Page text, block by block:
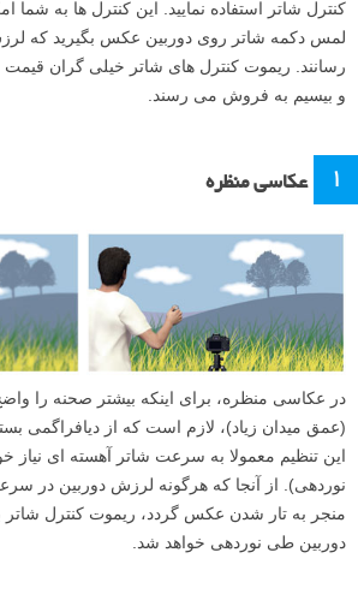
کنترل شاتر استفاده نمایید. این کنترل ها به شما
لمس دکمه شاتر روی دوربین عکس بگیرید که
رسانند. ریموت کنترل های شاتر خیلی گران قیمت
و بیسیم به فروش می رسند.
۱ عکاسی منظره
در عکاسی منظره، برای اینکه بیشتر صحنه را
این تنظیم معمولا به سرعت شاتر آهسته ای نیاز
نوردهی). از آنجا که هرگونه لرزش دوربین در
منجر به تار شدن عکس گردد، ریموت کنترل
دوربین طی نوردهی خواهد شد.